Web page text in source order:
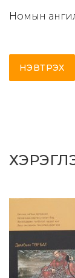
Номын
НЭВТРЭХ